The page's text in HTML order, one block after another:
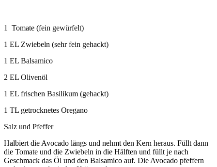
1 Tomate (fein gewürfelt)
1 EL Zwiebeln (sehr fein gehackt)
1 EL Balsamico
2 EL Olivenöl
1 EL frischen Basilikum (gehackt)
1 TL getrocknetes Oregano
Salz und Pfeffer
Halbiert die Avocado längs und nehmt den Kern heraus. Füllt dann
die Tomate und die Zwiebeln in die Hälften und füllt je nach
Geschmack das Öl und den Balsamico auf. Die Avocado pfeffern